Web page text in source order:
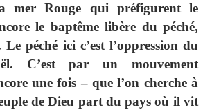
mer Rouge qui préfigurent le
le baptême libère du péché,
Le péché ici c’est l’oppression du
C’est par un mouvement
une fois – que l’on cherche à
de Dieu part du pays où il vit